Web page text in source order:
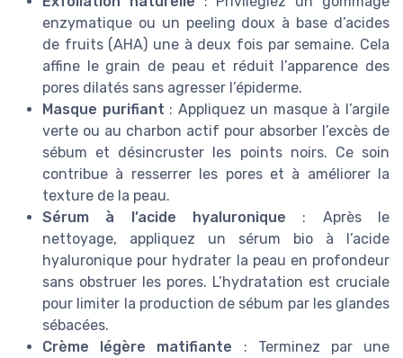
enzymatique ou un peeling doux à base d’acides
de fruits (AHA) une à deux fois par semaine. Cela
affine le grain de peau et réduit l’apparence des
pores dilatés sans agresser l’épiderme.
Masque purifiant : Appliquez un masque à l’argile
verte ou au charbon actif pour absorber l’excès de
sébum et désincruster les points noirs. Ce soin
contribue à resserrer les pores et à améliorer la
texture de la peau.
Sérum à l’acide hyaluronique : Après le
nettoyage, appliquez un sérum bio à l’acide
hyaluronique pour hydrater la peau en profondeur
sans obstruer les pores. L’hydratation est cruciale
pour limiter la production de sébum par les glandes
sébacées.
Crème légère matifiante : Terminez par une